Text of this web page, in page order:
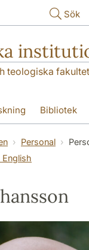
Sök
teologiska
Bibliotek
Institutionen
Personal